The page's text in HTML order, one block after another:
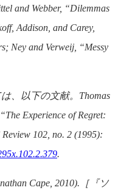
and Webber, “Dilemmas
Addison, and Carey,
Ney and Verweij, “Messy
、以下の文献。Thomas
Experience of Regret:
102, no. 2 (1995):
.
Cape, 2010).［『ソ